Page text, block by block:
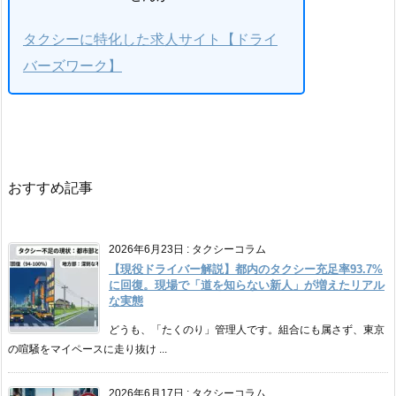
タクシーに特化した求人サイト【ドライ
バーズワーク】
おすすめ記事
2026年6月23日 : タクシーコラム
【現役ドライバー解説】都内のタクシー充足率93.7%
に回復。現場で「道を知らない新人」が増えたリアル
な実態
どうも、「たくのり」管理人です。組合にも属さず、東京
の喧騒をマイペースに走り抜け ...
2026年6月17日 : タクシーコラム